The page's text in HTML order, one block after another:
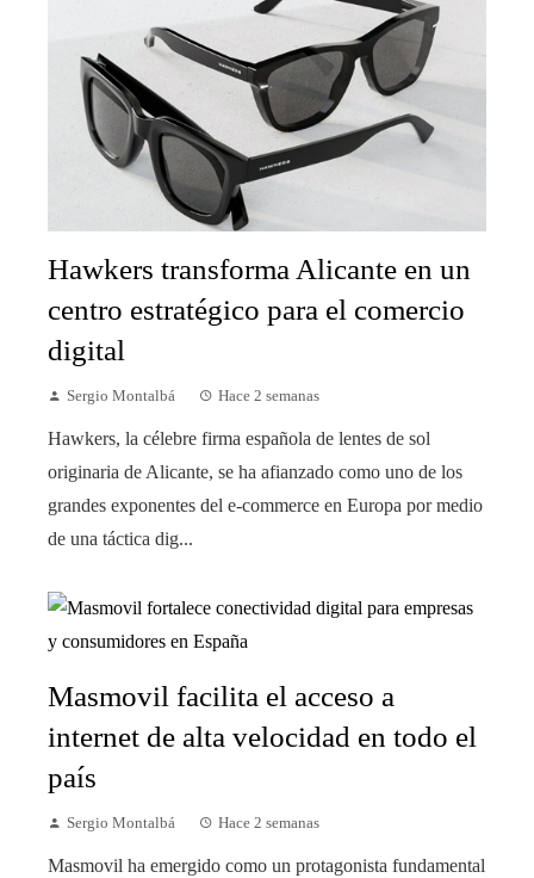
Hawkers transforma Alicante en un
centro estratégico para el comercio
digital
Sergio Montalbá Hace 2 semanas
Hawkers, la célebre firma española de lentes de sol
originaria de Alicante, se ha afianzado como uno de los
grandes exponentes del e-commerce en Europa por medio
de una táctica dig...
Masmovil facilita el acceso a
internet de alta velocidad en todo el
país
Sergio Montalbá Hace 2 semanas
Masmovil ha emergido como un protagonista fundamental